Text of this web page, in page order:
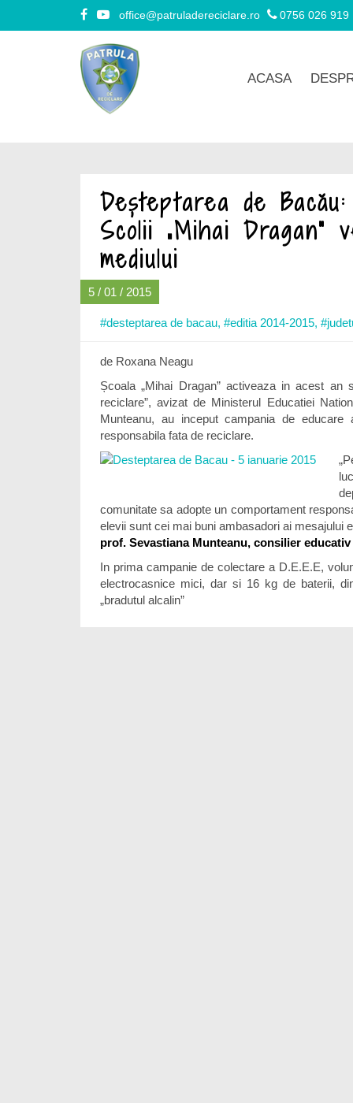
office@patruladereciclare.ro 0756 026 919
ACASA
Deșteptarea de
Scolii „Mihai Dragan”
mediului
5 / 01 / 2015
#desteptarea de bacau, #editia 2014-2015,
de Roxana Neagu
Școala „Mihai Dragan” activeaza in acest
reciclare”, avizat de Ministerul Educatiei
Munteanu, au inceput campania de
responsabila fata de reciclare.
comunitate sa adopte un comportament
elevii sunt cei mai buni ambasadori ai mesajului
prof. Sevastiana Munteanu, consilier
In prima campanie de colectare a D.E.E.E,
electrocasnice mici, dar si 16 kg de baterii,
„bradutul alcalin”